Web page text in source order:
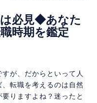
必見◆あなた
時期を鑑定
が、だからといって人
転職を考えるのは自然
りますよね？迷ったと